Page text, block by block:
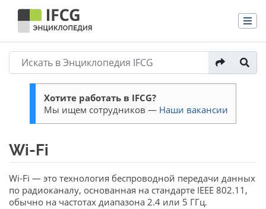
Хотите работать в IFCG?
Мы ищем сотрудников — Наши вакансии
Wi-Fi
Перейти к:навигация,поиск
Wi-Fi — это технология беспроводной передачи данных
по радиоканалу, основанная на стандарте IEEE 802.11,
обычно на частотах диапазона 2.4 или 5 ГГц.